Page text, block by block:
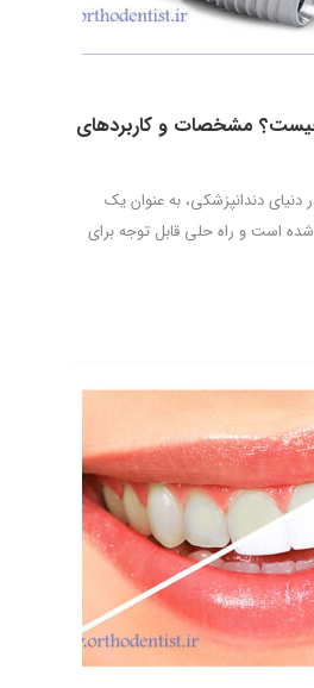
مشخصات و کاربردهای
دنیای دندانپزشکی، به عنوان یک
شده است و راه حلی قابل توجه برای